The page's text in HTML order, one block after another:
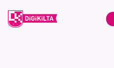
sisältöön